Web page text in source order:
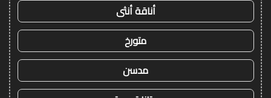
أناقة أنثى
متورخ
مدسن